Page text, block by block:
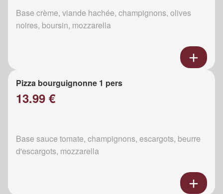
Base crème, viande hachée, champignons, olives
noires, boursin, mozzarella
Pizza bourguignonne 1 pers
13.99 €
Base sauce tomate, champignons, escargots, beurre
d'escargots, mozzarella